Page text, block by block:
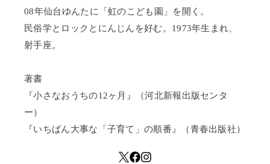
08年仙台ゆんたに「虹のこども園」を開く。
民俗学とロックとにんじんを好む。1973年生まれ、
射手座。
著書
『小さなおうちの12ヶ月』（河北新報出版センタ
ー）
『いちばん大事な「子育て」の順番』（青春出版社）